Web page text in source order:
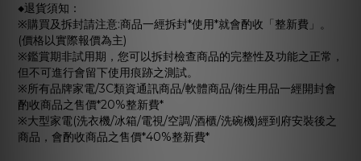
◆退貨須知：
※購買及拆封請注意:商品一經拆封*使用*就會酌收「整新費」。
(價格以實際報價為主)
※鑑賞期非試用期，您可以拆封檢查商品的完整性及功能之正常，
但不可進行會留下使用痕跡之測試。
※所有品牌家電/3C類資通訊商品/軟體商品/衛生用品一經開封會
酌收商品之售價*20%整新費*
※大型家電(洗衣機/冰箱/電視/空調/酒櫃/洗碗機)經到府安裝後之
商品，會酌收商品之售價*40%整新費*